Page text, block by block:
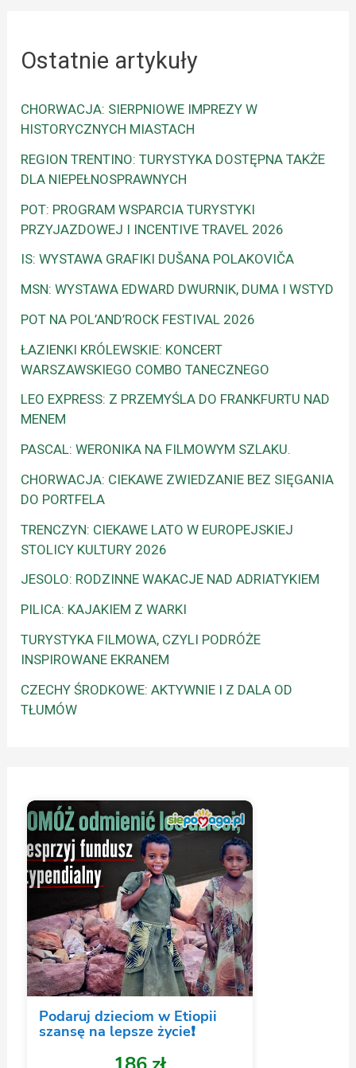
Ostatnie artykuły
CHORWACJA: SIERPNIOWE IMPREZY W
HISTORYCZNYCH MIASTACH
REGION TRENTINO: TURYSTYKA DOSTĘPNA TAKŻE
DLA NIEPEŁNOSPRAWNYCH
POT: PROGRAM WSPARCIA TURYSTYKI
PRZYJAZDOWEJ I INCENTIVE TRAVEL 2026
IS: WYSTAWA GRAFIKI DUŠANA POLAKOVIČA
MSN: WYSTAWA EDWARD DWURNIK, DUMA I WSTYD
POT NA POL’AND’ROCK FESTIVAL 2026
ŁAZIENKI KRÓLEWSKIE: KONCERT
WARSZAWSKIEGO COMBO TANECZNEGO
LEO EXPRESS: Z PRZEMYŚLA DO FRANKFURTU NAD
MENEM
PASCAL: WERONIKA NA FILMOWYM SZLAKU.
CHORWACJA: CIEKAWE ZWIEDZANIE BEZ SIĘGANIA
DO PORTFELA
TRENCZYN: CIEKAWE LATO W EUROPEJSKIEJ
STOLICY KULTURY 2026
JESOLO: RODZINNE WAKACJE NAD ADRIATYKIEM
PILICA: KAJAKIEM Z WARKI
TURYSTYKA FILMOWA, CZYLI PODRÓŻE
INSPIROWANE EKRANEM
CZECHY ŚRODKOWE: AKTYWNIE I Z DALA OD
TŁUMÓW